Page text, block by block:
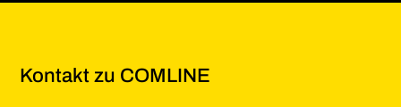
Kontakt zu COMLINE